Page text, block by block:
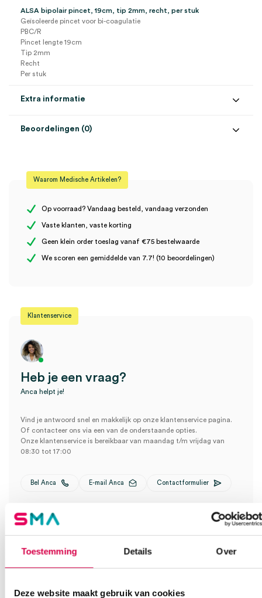
Toestemming Details Over
Deze website maakt gebruik van cookies
ALSA bipolair pincet, 19cm, tip 2mm, recht, per stuk
Geïsoleerde pincet voor bi-coagulatie
PBC/R
Pincet lengte 19cm
Tip 2mm
Recht
Per stuk
Extra informatie
Uitvoering recht
Beoordelingen (0)
Er zijn nog geen beoordelingen.
(1)” te beoordelen
Waarom Medische Artikelen?
Op voorraad? Vandaag besteld, vandaag verzonden
Vaste klanten, vaste korting
Geen klein order toeslag vanaf €75 bestelwaarde
We scoren een gemiddelde van 7.7! (10 beoordelingen)
Klantenservice
Heb je een vraag?
Anca helpt je!
Vind je antwoord snel en makkelijk op onze klantenservice pagina.
Of contacteer ons via een van de onderstaande opties.
Onze klantenservice is bereikbaar van maandag t/m vrijdag van
08:30 tot 17:00
Bel Anca E-mail Anca Contactformulier
Ook interessant